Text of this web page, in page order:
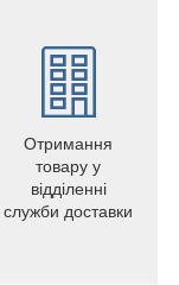
Отримання
товару у
відділенні
служби доставки